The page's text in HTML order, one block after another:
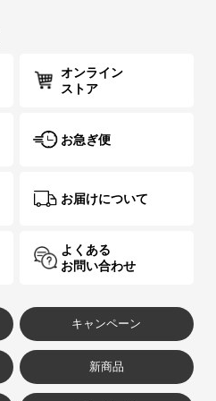
オンライン
ストア
お急ぎ便
お届けについて
よくある
お問い合わせ
キャンペーン
新商品